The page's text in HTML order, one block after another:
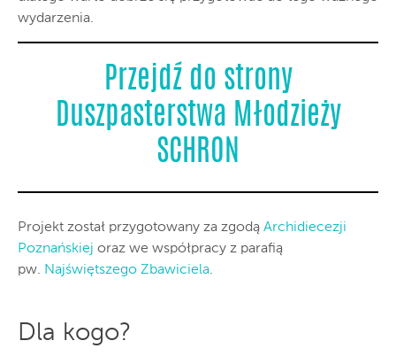
wydarzenia.
Przejdź do strony
Duszpasterstwa Młodzieży
SCHRON
Projekt został przygotowany za zgodą Archidiecezji
Poznańskiej oraz we współpracy z parafią
pw. Najświętszego Zbawiciela.
Dla kogo?